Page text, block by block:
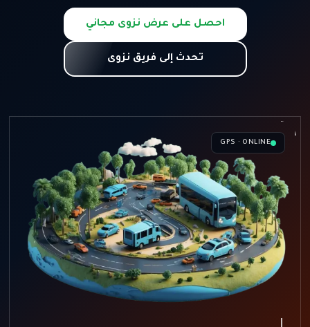
احصل على عرض نزوى مجاني
تحدث إلى فريق نزوى
GPS · ONLINE